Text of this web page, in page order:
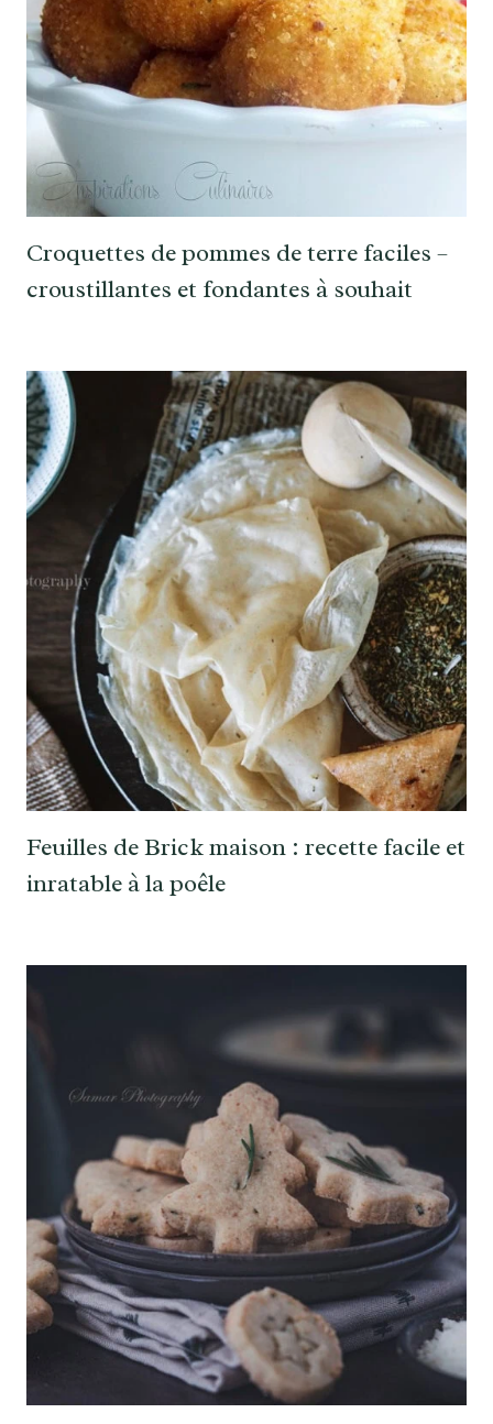
Croquettes de pommes de terre faciles –
croustillantes et fondantes à souhait
Feuilles de Brick maison : recette facile et
inratable à la poêle